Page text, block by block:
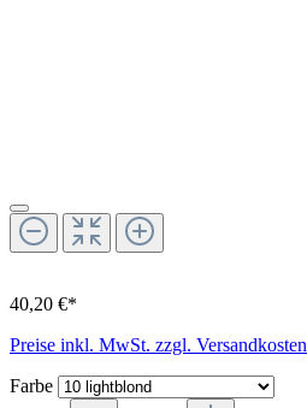
40,20 €*
Preise inkl. MwSt. zzgl. Versandkosten
Farbe